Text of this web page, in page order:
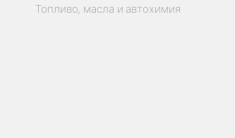
Топливо, масла и автохимия